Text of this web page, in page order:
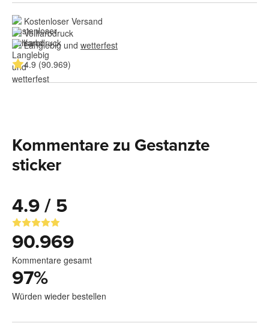
Kostenloser Versand
Vollfarbdruck
Langlebig und wetterfest
4.9 (90.969)
Kommentare zu Gestanzte
sticker
4.9 / 5
90.969
Kommentare gesamt
97%
Würden wieder bestellen